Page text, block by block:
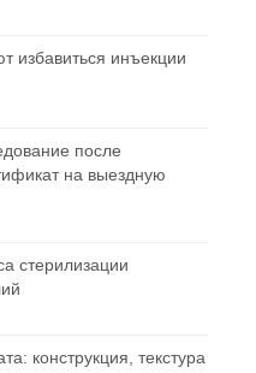
избавиться инъекции
после
на выездную
стерилизации
конструкция, текстура